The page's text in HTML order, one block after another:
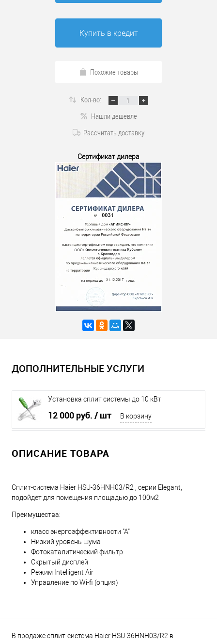
Купить в кредит
Похожие товары
Кол-во:
Нашли дешевле
Рассчитать доставку
Сертификат дилера
ДОПОЛНИТЕЛЬНЫЕ УСЛУГИ
Установка сплит системы до 10 кВт
12 000 руб. / шт В корзину
ОПИСАНИЕ ТОВАРА
Сплит-система Haier HSU-36HNH03/R2 , серии Elegant,
подойдет для помещения площадью до 100м2
Преимущества:
класс энергоэффективности "А"
Низкий уровень шума
Фотокаталитический фильтр
Скрытый дисплей
Режим Intelligent Air
Управление по Wi-fi (опция)
В продаже сплит-система Haier HSU-36HNH03/R2 в